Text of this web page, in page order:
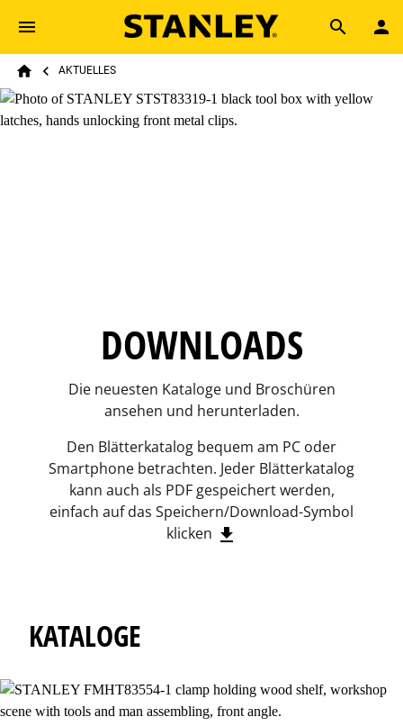
Skip to main content
Search
Breadcrumb
AKTUELLES
DOWNLOADS
Die neuesten Kataloge und Broschüren
ansehen und herunterladen.
Den Blätterkatalog bequem am PC oder
Smartphone betrachten. Jeder Blätterkatalog
kann auch als PDF gespeichert werden,
einfach auf das Speichern/Download-Symbol
klicken download
KATALOGE